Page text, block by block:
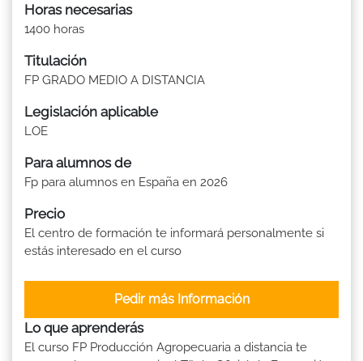
Horas necesarias
1400 horas
Titulación
FP GRADO MEDIO A DISTANCIA
Legislación aplicable
LOE
Para alumnos de
Fp para alumnos en España en 2026
Precio
El centro de formación te informará personalmente si
estás interesado en el curso
Pedir más Información
Lo que aprenderás
El curso FP Producción Agropecuaria a distancia te